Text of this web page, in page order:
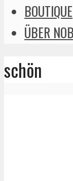
BOUTIQUE
ÜBER NOB
schön